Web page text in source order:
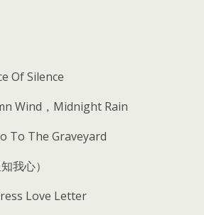
Of Silence
Wind，Midnight Rain
To The Graveyard
我心）
Love Letter